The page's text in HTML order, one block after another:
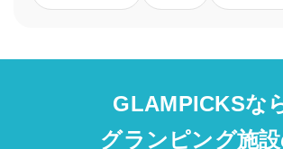
GLAMPICKSな
グランピング施